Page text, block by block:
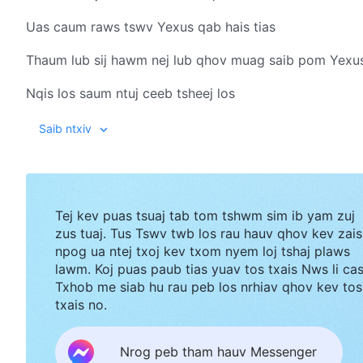
Uas caum raws tswv Yexus qab hais tias
Thaum lub sij hawm nej lub qhov muag saib pom
Nqis los saum ntuj ceeb tsheej los
Thaum ntawd twb yog lub hnub ntawm Txoj kev ncaj
Thaum lub sij hawm koj pom Yexus Los saum ntuj
Kuj yog lub sij hawm uas koj mus rau Hauv ntuj tawg
Ntawd twb yog lub sij hawm tshaj tawm Vajtswv
Yog sij hawm Vajtswv muab nqi zog Thiab rau txim tib
Saib ntxiv
Tej kev puas tsuaj tab tom tshwm sim ib yam zuj
zus tuaj. Tus Tswv twb los rau hauv qhov kev zais
npog ua ntej txoj kev txom nyem loj tshaj plaws
lawm. Koj puas paub tias yuav tos txais Nws li
Txhob me siab hu rau peb los nrhiav qhov kev tos
txais no.
Nrog peb tham hauv Messenger